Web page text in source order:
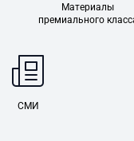
Материалы
премиального
СМИ